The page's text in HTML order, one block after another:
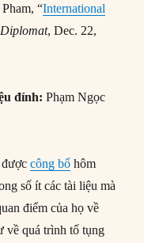
“International
, Dec. 22,
đính: Phạm Ngọc
đượccông bố hôm
số ít các tài liệu mà
điểm của họ về
về quá trình tố tụng